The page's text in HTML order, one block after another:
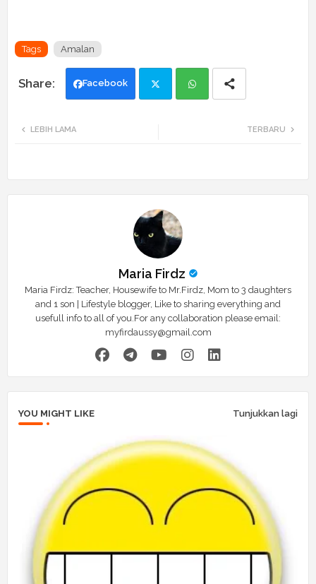
Tags Amalan
Facebook
TERBARU
LEBIH LAMA
Maria Firdz
Maria Firdz: Teacher, Housewife to Mr.Firdz, Mom to 3 daughters
and 1 son | Lifestyle blogger, Like to sharing everything and
usefull info to all of you.For any collaboration please email:
myfirdaussy@gmail.com
YOU MIGHT LIKE Tunjukkan lagi